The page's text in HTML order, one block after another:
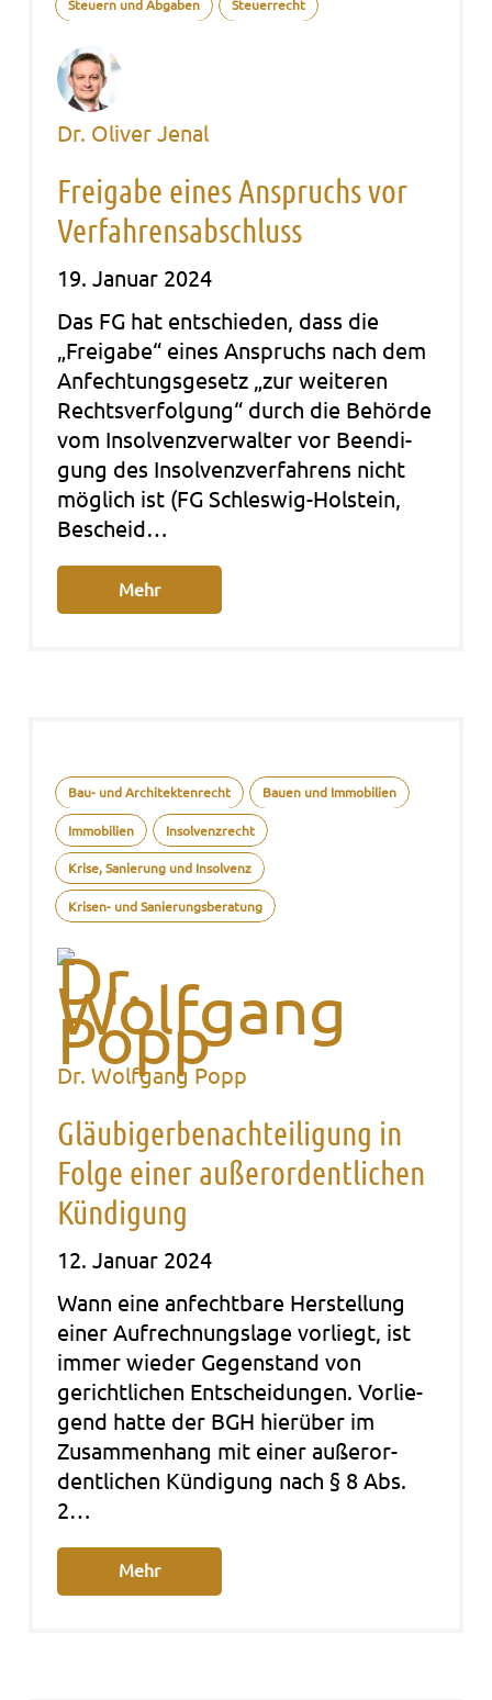
Steuern und Abgaben Steuerrecht
Dr. Oliver Jenal
Freigabe eines Anspruchs vor
Verfahrensabschluss
19. Januar 2024
Das FG hat ent­schie­den, dass die
„Frei­ga­be“ eines Anspruchs nach dem
Anfech­tungs­ge­setz „zur wei­te­ren
Rechts­ver­fol­gung“ durch die Behör­de
vom Insol­venz­ver­wal­ter vor Been­di­
gung des Insol­venz­ver­fah­rens nicht
mög­lich ist (FG Schleswig-Holstein,
Bescheid…
Mehr
Bau- und Architektenrecht Bauen und Immobilien
Immobilien Insolvenzrecht
Krise, Sanierung und Insolvenz
Krisen- und Sanierungsberatung
Dr. Wolfgang Popp
Gläubigerbenachteiligung in
Folge einer außerordentlichen
Kündigung
12. Januar 2024
Wann eine anfecht­ba­re Her­stel­lung
einer Auf­rech­nungs­la­ge vor­liegt, ist
immer wie­der Gegen­stand von
gericht­li­chen Ent­schei­dun­gen. Vor­lie­
gend hatte der BGH hier­über im
Zusam­men­hang mit einer außer­or­
dent­li­chen Kün­di­gung nach § 8 Abs.
2…
Mehr